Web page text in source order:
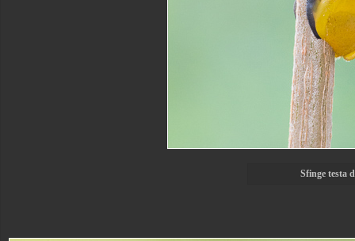
Sfinge testa